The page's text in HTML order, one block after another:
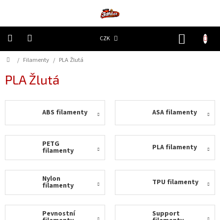
CZK
díly
ceny
Domů
/ Filamenty / PLA Žlutá
PLA Žlutá
ABS filamenty ASA filamenty
PETG
filamenty PLA filamenty
Nylon
filamenty TPU filamenty
Pevnostní Support